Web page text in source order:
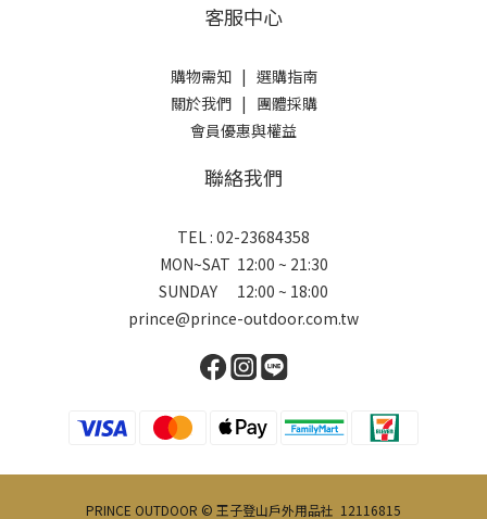
客服中心
購物需知| 選購指南
關於我們| 團體採購
會員優惠與權益
聯絡我們
TEL : 02-23684358
MON~SAT 12:00 ~ 21:30
SUNDAY 12:00 ~ 18:00
prince@prince-outdoor.com.tw
PRINCE OUTDOOR © 王子登山戶外用品社 12116815